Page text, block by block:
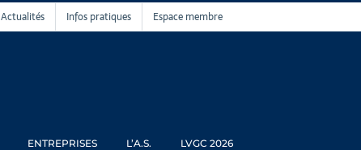
Actualités Infos pratiques Espace membre
ENTREPRISES L’A.S. LVGC 2026